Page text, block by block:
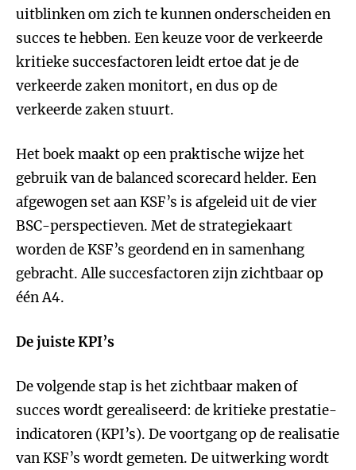
uitblinken om zich te kunnen onderscheiden en
succes te hebben. Een keuze voor de verkeerde
kritieke succesfactoren leidt ertoe dat je de
verkeerde zaken monitort, en dus op de
verkeerde zaken stuurt.
Het boek maakt op een praktische wijze het
gebruik van de balanced scorecard helder. Een
afgewogen set aan KSF’s is afgeleid uit de vier
BSC-perspectieven. Met de strategiekaart
worden de KSF’s geordend en in samenhang
gebracht. Alle succesfactoren zijn zichtbaar op
één A4.
De juiste KPI’s
De volgende stap is het zichtbaar maken of
succes wordt gerealiseerd: de kritieke prestatie-
indicatoren (KPI’s). De voortgang op de realisatie
van KSF’s wordt gemeten. De uitwerking wordt